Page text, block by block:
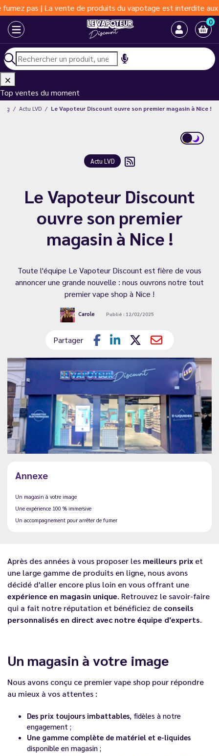
pas | La vente de produits du vapotage est interdite aux
0
Top ventes du moment
Actu LVD Le Vapoteur Discount ouvre son premier magasin à Nice !
Actu LVD
Le Vapoteur Discount
ouvre son premier
magasin à Nice !
Toute l'équipe Le Vapoteur Discount est fière de vous
annoncer une grande nouvelle : nous ouvrons notre tout
premier vape shop à Nice !
Carole Publié : 12/02/2025
Partager
Annexe
Un magasin à votre image
Une expérience 100 % immersive
Un accompagnement pour arrêter de fumer
Après des années à vous proposer les meilleurs prix et
une large gamme de produits en ligne, nous avons
décidé d'aller encore plus loin en vous offrant une
expérience en magasin unique. Retrouvez le savoir-faire
qui a fait notre réputation et bénéficiez de conseils
personnalisés en direct avec notre équipe d'experts.
Un magasin à votre image
Nous avons conçu ce premier vape shop pour répondre
au mieux à vos attentes :
Des prix toujours imbattables, fidèles à notre
engagement ;
Une gamme complète de matériel et e-liquides
disponible en magasin ;